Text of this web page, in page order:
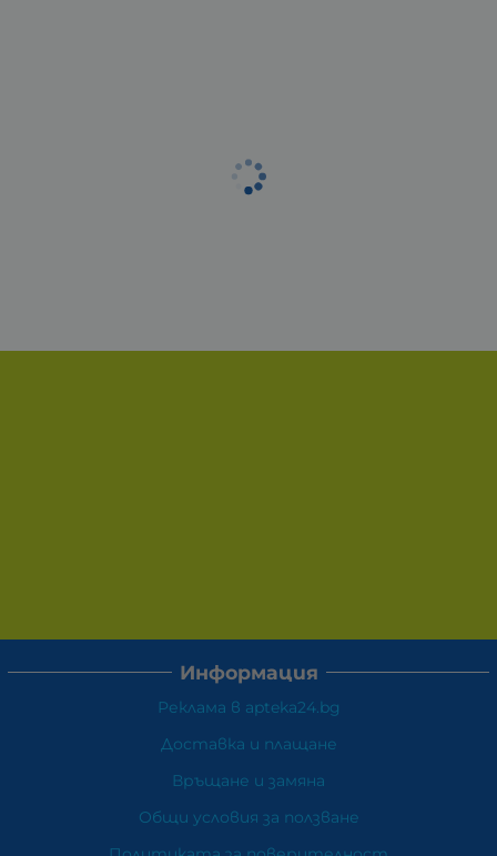
Информация
Реклама в apteka24.bg
Доставка и плащане
Връщане и замяна
Общи условия за ползване